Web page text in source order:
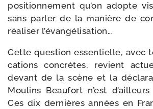
posi­tion­ne­ment qu’on adopte
sans par­ler de la manière de
réa­li­ser l’évangélisation…
Cette ques­tion essen­tielle, avec
ca­tions concrètes, revient
devant de la scène et la
Moulins Beaufort n’est
Ces dix der­nières années en